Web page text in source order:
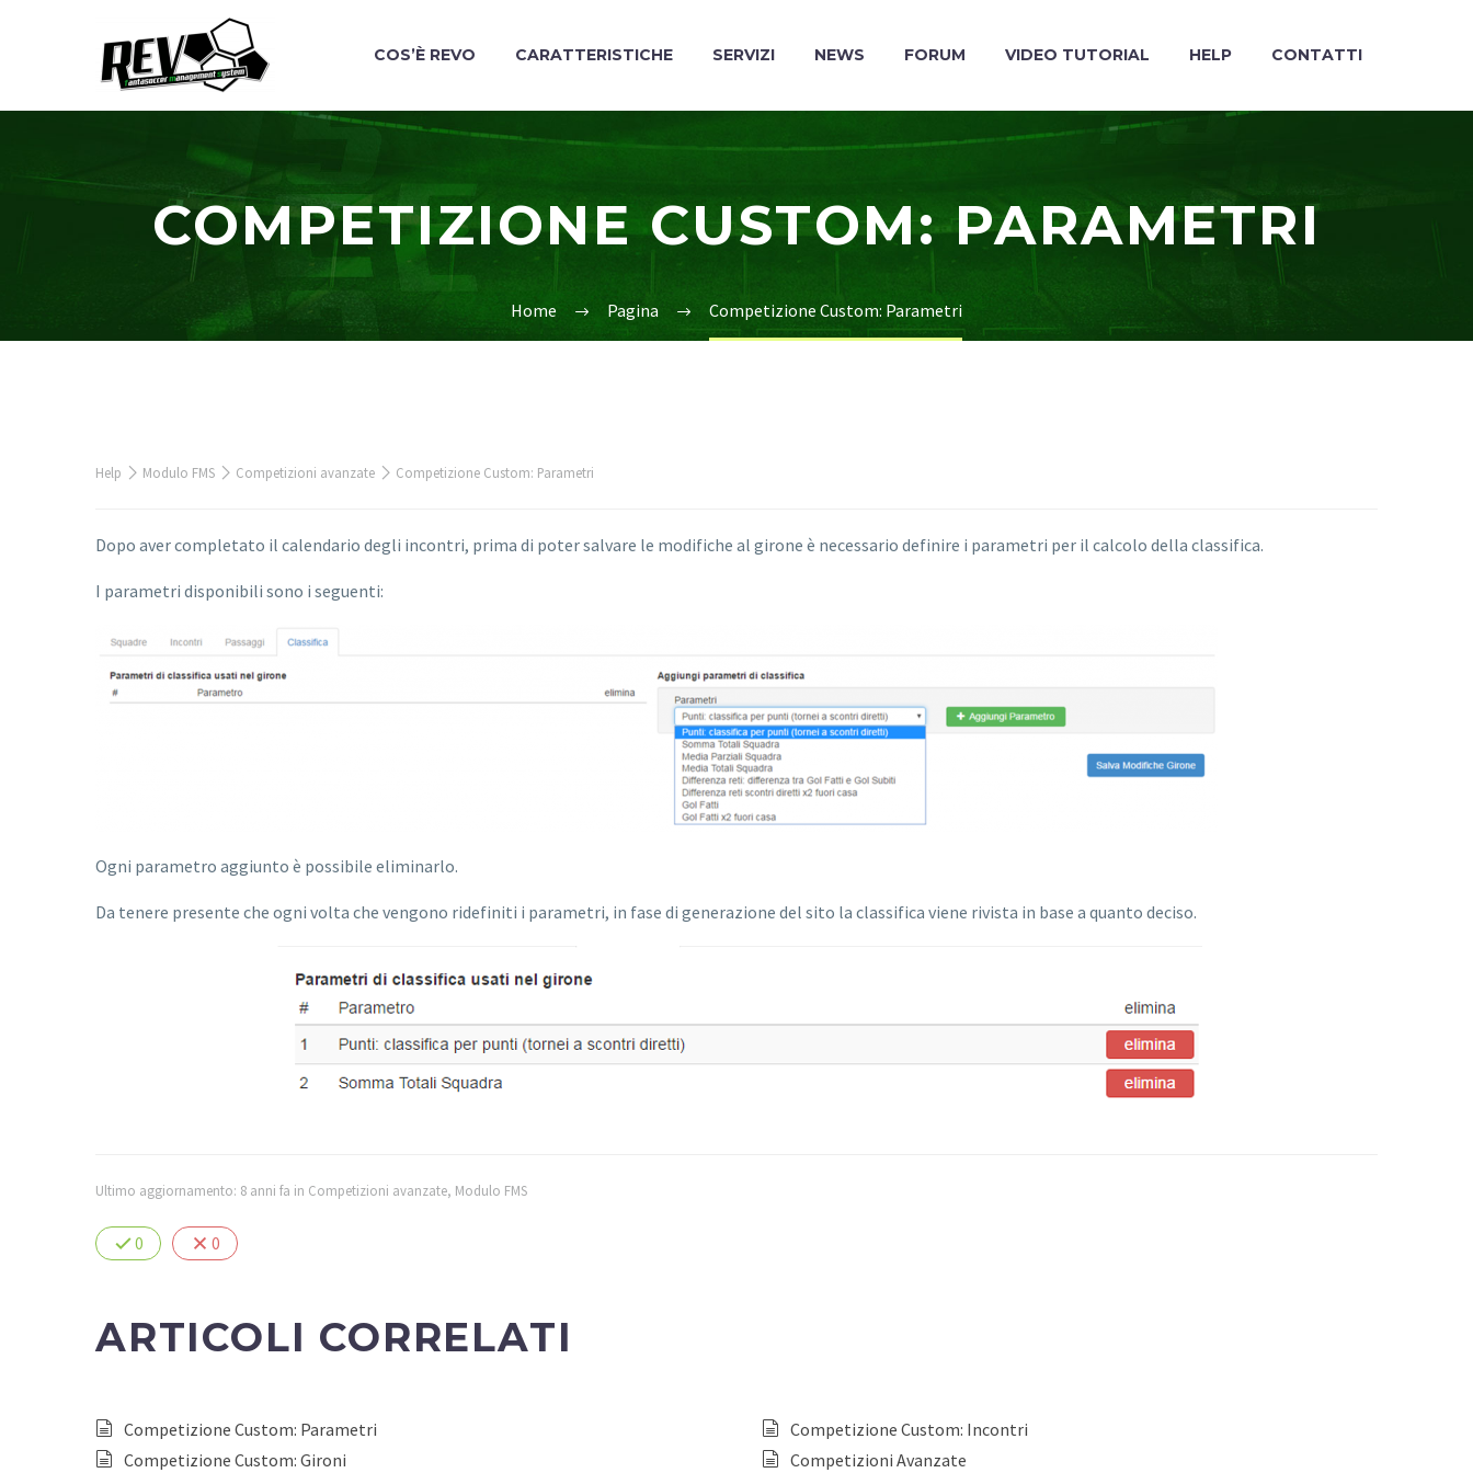
COS’È REVO CARATTERISTICHE SERVIZI NEWS FORUM VIDEO TUTORIAL HELP CONTATTI
COMPETIZIONE CUSTOM: PARAMETRI
Home Pagina Competizione Custom: Parametri
Help Modulo FMS Competizioni avanzate Competizione Custom: Parametri
Dopo aver completato il calendario degli incontri, prima di poter salvare le modifiche al girone è necessario definire i parametri per il calcolo della classifica.
I parametri disponibili sono i seguenti:
Ogni parametro aggiunto è possibile eliminarlo.
Da tenere presente che ogni volta che vengono ridefiniti i parametri, in fase di generazione del sito la classifica viene rivista in base a quanto deciso.
Ultimo aggiornamento: 8 anni fa in Competizioni avanzate, Modulo FMS
0 0
ARTICOLI CORRELATI
Competizione Custom: Parametri
Competizione Custom: Incontri
Competizione Custom: Gironi
Competizioni Avanzate